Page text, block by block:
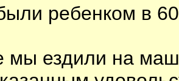
ребенком в
мы ездили на